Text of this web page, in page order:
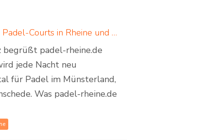
Padel in Rheine: neues Padelportal listet 17 Standorte und 73 Padel-Courts in Rheine und Umgebung
begrüßt padel-rheine.de
jede Nacht neu
für Padel im Münsterland,
Was padel-rheine.de